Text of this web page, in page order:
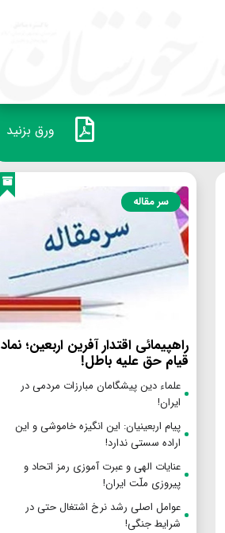
ورق بزنید
سر مقاله
راهپیمائی اقتدار آفرین اربعین؛ نماد
قیام حق علیه باطل!
علماء دین پیشگامان مبارزات مردمی در
ایران!
پیام اربعینیان: این انگیزه خاموشی و این
اراده سستی ندارد!
عنایات الهی و عبرت آموزی رمز اتحاد و
پیروزی ملّت ایران!
عوامل اصلی رشد نرخ اشتغال حتی در
شرایط جنگی!